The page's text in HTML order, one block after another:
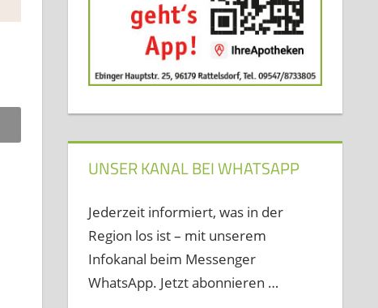
UNSER KANAL BEI WHATSAPP
Jederzeit informiert, was in der
Region los ist – mit unserem
Infokanal beim Messenger
WhatsApp. Jetzt abonnieren …